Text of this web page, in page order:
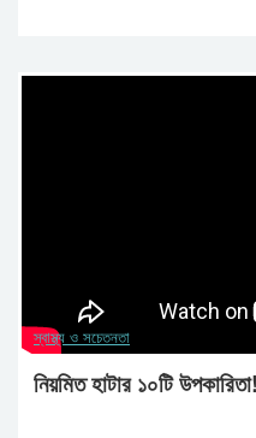
স্বাস্থ্য ও সচেতনতা
নিয়মিত হাটার ১০টি